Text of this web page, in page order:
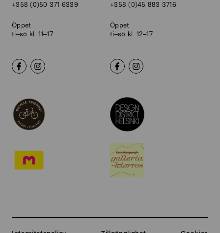
+358 (0)50 371 6339
Öppet
ti–sö kl. 11–17
+358 (0)45 883 3716
Öppet
ti–sö kl. 12–17